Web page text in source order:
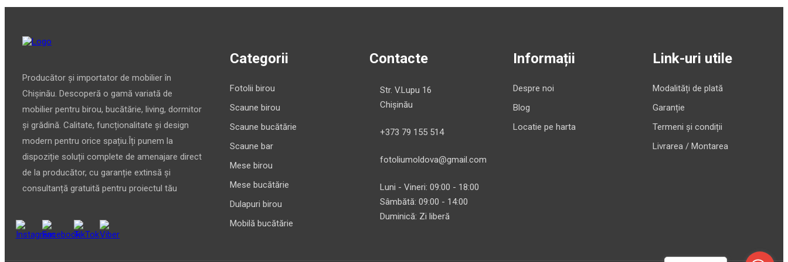
Producător și importator de mobilier în
Chișinău. Descoperă o gamă variată de
mobilier pentru birou, bucătărie, living, dormitor
și grădină. Calitate, funcționalitate și design
modern pentru orice spațiu.Îți punem la
dispoziție soluții complete de amenajare direct
de la producător, cu garanție extinsă și
consultanță gratuită pentru proiectul tău
Categorii
Fotolii birou
Scaune birou
Scaune bucătărie
Scaune bar
Mese birou
Mese bucătărie
Dulapuri birou
Mobilă bucătărie
Contacte
Str. V.Lupu 16
Chișinău
+373 79 155 514
fotoliumoldova@gmail.com
Luni - Vineri: 09:00 - 18:00
Sâmbătă: 09:00 - 14:00
Duminică: Zi liberă
Informații
Despre noi
Blog
Locatie pe harta
Link-uri utile
Modalități de plată
Garanție
Termeni și condiții
Livrarea / Montarea